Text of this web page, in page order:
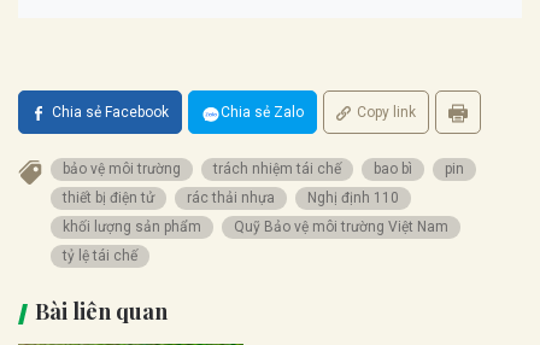
Chia sẻ Facebook Chia sẻ Zalo Copy link
bảo vệ môi trường trách nhiệm tái chế bao bì
pin
thiết bị điện tử
rác thải nhựa
Nghị định 110
khối lượng sản phẩm
Quỹ Bảo vệ môi trường Việt Nam
tỷ lệ tái chế
Bài liên quan